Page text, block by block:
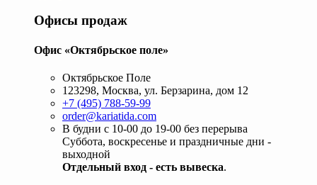
Офисы продаж
Офис «Октябрьское поле»
Октябрьское Поле
123298, Москва, ул. Берзарина, дом 12
+7 (495) 788-59-99
order@kariatida.com
В будни с 10-00 до 19-00 без перерыва
Суббота, воскресенье и праздничные дни -
выходной
Отдельный вход - есть вывеска.